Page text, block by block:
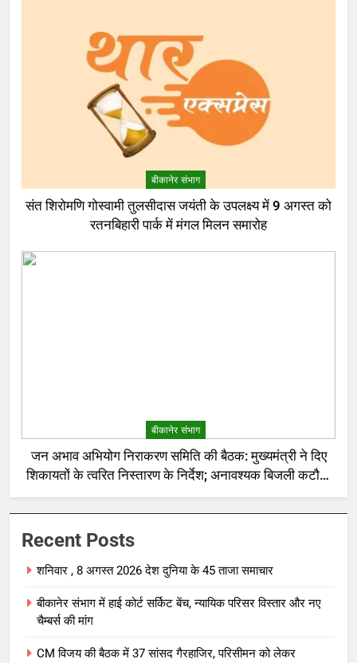
बीकानेर संभाग
संत शिरोमणि गोस्वामी तुलसीदास जयंती के उपलक्ष्य में 9 अगस्त को
रतनबिहारी पार्क में मंगल मिलन समारोह
बीकानेर संभाग
जन अभाव अभियोग निराकरण समिति की बैठक: मुख्यमंत्री ने दिए
शिकायतों के त्वरित निस्तारण के निर्देश; अनावश्यक बिजली कटौती
पर सख्त रुख
Recent Posts
शनिवार , 8 अगस्त 2026 देश दुनिया के 45 ताजा समाचार
बीकानेर संभाग में हाई कोर्ट सर्किट बेंच, न्यायिक परिसर विस्तार और नए
चैम्बर्स की मांग
CM विजय की बैठक में 37 सांसद गैरहाजिर, परिसीमन को लेकर